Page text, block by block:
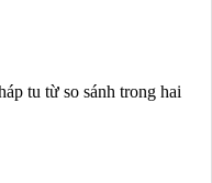
tu từ so sánh trong hai